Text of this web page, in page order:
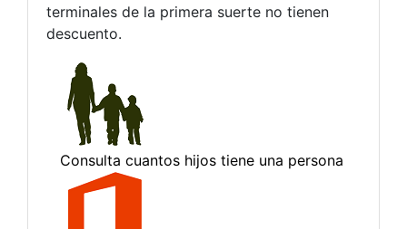
terminales de la primera suerte no tienen
descuento.